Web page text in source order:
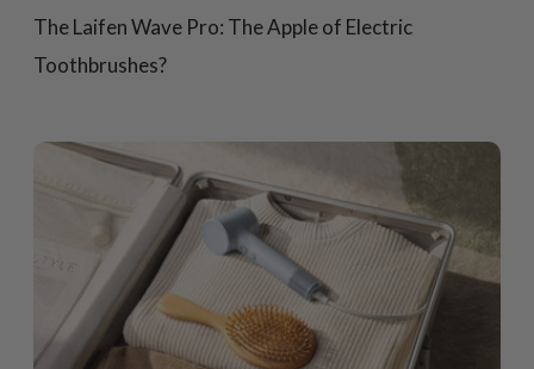
The Laifen Wave Pro: The Apple of Electric
Toothbrushes?